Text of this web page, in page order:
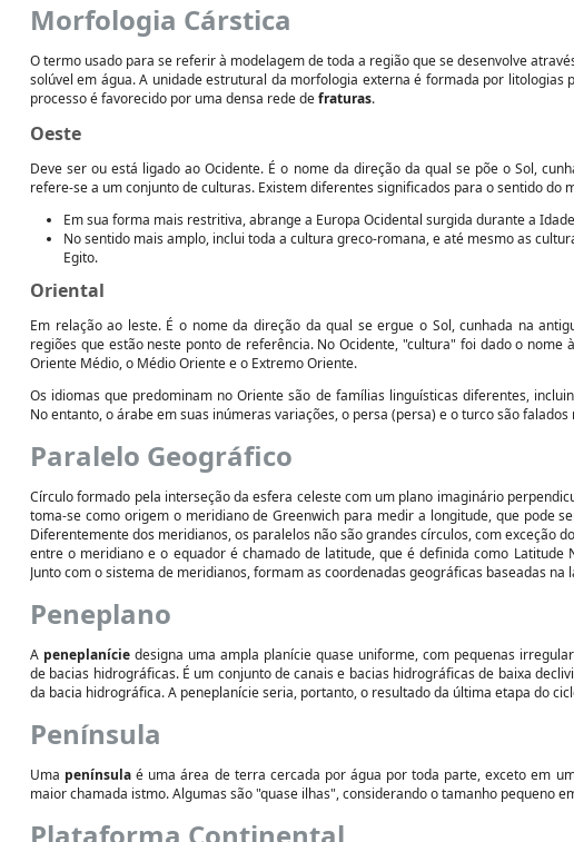
Morfologia Cárstica
O termo usado para se referir à modelagem de toda a região que se desenvolve
solúvel em água. A unidade estrutural da morfologia externa é formada por litologias
processo é favorecido por uma densa rede defraturas.
Oeste
Deve ser ou está ligado ao Ocidente. É o nome da direção da qual se põe o Sol,
refere-se a um conjunto de culturas. Existem diferentes significados para o sentido do
Em sua forma mais restritiva, abrange a Europa Ocidental surgida durante a
No sentido mais amplo, inclui toda a cultura greco-romana, e até mesmo as
Egito.
Oriental
Em relação ao leste. É o nome da direção da qual se ergue o Sol, cunhada na
regiões que estão neste ponto de referência. No Ocidente, "cultura" foi dado o nome
Oriente Médio, o Médio Oriente e o Extremo Oriente.
Os idiomas que predominam no Oriente são de famílias linguísticas diferentes,
No entanto, o árabe em suas inúmeras variações, o persa (persa) e o turco são falados
Paralelo Geográfico
Círculo formado pela interseção da esfera celeste com um plano imaginário
toma-se como origem o meridiano de Greenwich para medir a longitude, que pode
Diferentemente dos meridianos, os paralelos não são grandes círculos, com exceção
entre o meridiano e o equador é chamado de latitude, que é definida como Latitude
Junto com o sistema de meridianos, formam as coordenadas geográficas baseadas na
Peneplano
A peneplanície designa uma ampla planície quase uniforme, com pequenas
de bacias hidrográficas. É um conjunto de canais e bacias hidrográficas de baixa
da bacia hidrográfica. A peneplanície seria, portanto, o resultado da última etapa do
Península
Uma península é uma área de terra cercada por água por toda parte, exceto em
maior chamada istmo. Algumas são "quase ilhas", considerando o tamanho pequeno